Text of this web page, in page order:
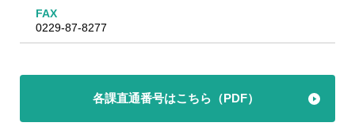
FAX
0229-87-8277
各課直通番号はこちら（PDF）